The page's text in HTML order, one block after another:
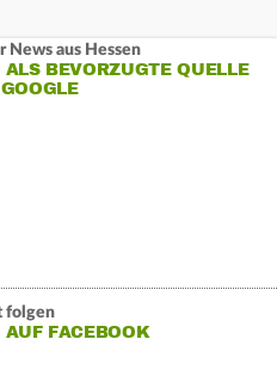
News aus Hessen
ALS BEVORZUGTE QUELLE
folgen
AUF FACEBOOK